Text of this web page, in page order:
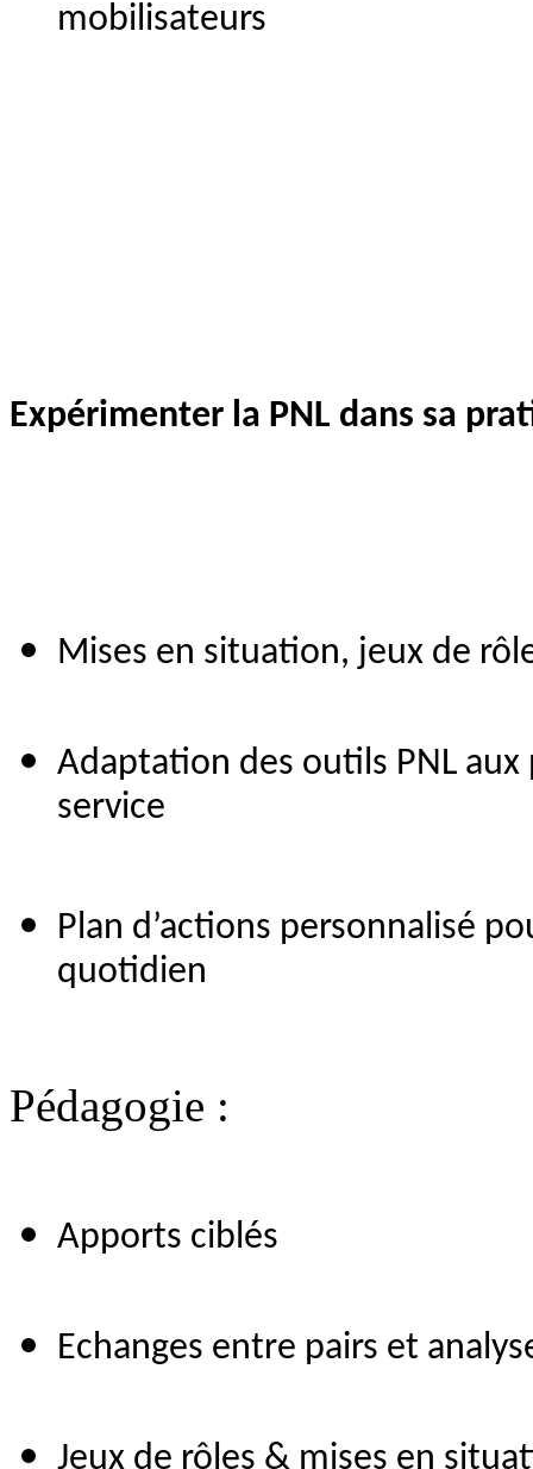
mobilisateurs
Expérimenter la PNL dans sa
Mises en situation, jeux de
Adaptation des outils PNL
service
Plan d’actions personnalisé
quotidien
Pédagogie :
Apports ciblés
Echanges entre pairs et
Jeux de rôles & mises en